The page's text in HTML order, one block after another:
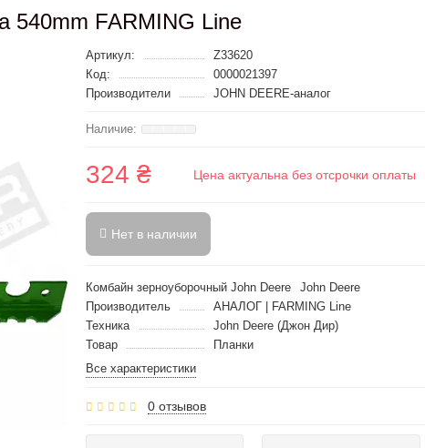
540mm FARMING Line
Артикул:
Z33620
Код:
0000021397
Производители
JOHN DEERE-аналог
324 ₴ Цена актуальна без отсрочки оплаты
Нет в наличии
Комбайн зерноуборочный John Deere
John Deere
Производитель
АНАЛОГ | FARMING Line
Техника
John Deere (Джон Дир)
Товар
Планки
Все характеристики
0 отзывов